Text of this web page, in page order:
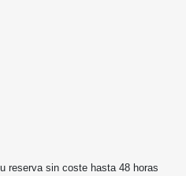
reserva sin coste hasta 48 horas